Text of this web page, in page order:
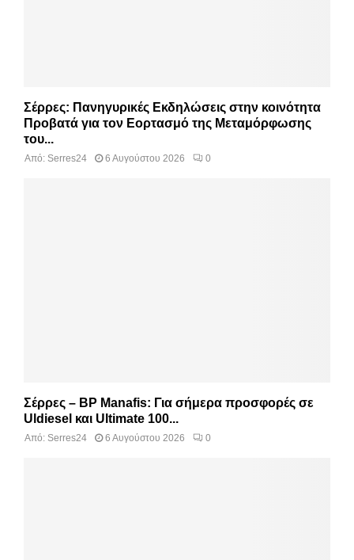
Σέρρες: Πανηγυρικές Εκδηλώσεις στην κοινότητα
Προβατά για τον Εορτασμό της Μεταμόρφωσης
του...
Από: Serres24 6 Αυγούστου 2026 0
Σέρρες – BP Manafis: Για σήμερα προσφορές σε
Uldiesel και Ultimate 100...
Από: Serres24 6 Αυγούστου 2026 0